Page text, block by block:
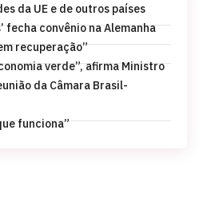
da UE e de outros países
fecha convênio na Alemanha
recuperação”
verde”, afirma Ministro
da Câmara Brasil-
funciona”